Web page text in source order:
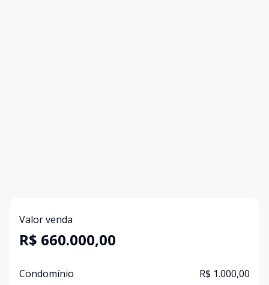
Valor venda
R$ 660.000,00
Condomínio R$ 1.000,00